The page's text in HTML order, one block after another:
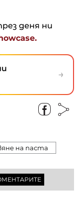
деня ни
→
на паста